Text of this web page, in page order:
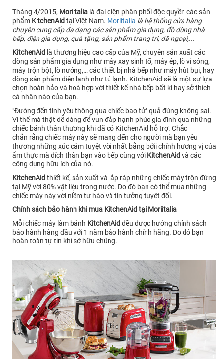
Tháng 4/2015, Moriitalia là đại diện phân phối độc quyền các sản
phẩm KitchenAid tại Việt Nam. Moriitalia là hệ thống cửa hàng
chuyên cung cấp đa dạng các sản phẩm gia dụng, đồ dùng nhà
bếp, điện gia dụng, quà tặng, sản phẩm trang trí, dã ngoại,...
KitchenAid là thương hiệu cao cấp của Mỹ, chuyên sản xuất các
dòng sản phẩm gia dụng như máy xay sinh tố, máy ép, lò vi sóng,
máy trộn bột, lò nướng,… các thiết bị nhà bếp như máy hút bụi, hay
dòng sản phẩm điện lạnh như tủ lạnh. KitchenAid sẽ là một sự lựa
chọn hoàn hảo và hoà hợp với thiết kế nhà bếp bất kì hay sở thích
cá nhân nào của bạn.
"Đường đến tình yêu thông qua chiếc bao tử" quả đúng không sai.
Vì thế mà thật dễ dàng để vun đắp hạnh phúc gia đình qua những
chiếc bánh thân thương khi đã có KitchenAid hỗ trợ. Chắc
chắn rằng chiếc máy này sẽ mang đến cho người mà bạn yêu
thương những xúc cảm tuyệt vời nhất bằng bởii chính hương vị của
ẩm thực mà đích thân bạn vào bếp cùng với KitchenAid và các
công dụng hữu ích của nó.
KitchenAid thiết kế, sản xuất và lắp ráp những chiếc máy trộn đứng
tại Mỹ với 80% vật liệu trong nước. Do đó bạn có thể mua những
chiếc máy này với niềm tự hào và tin tưởng tuyệt đối.
Chính sách bảo hành khi mua KitchenAid tại Moriitalia
Mỗi chiếc máy làm bánh KitchenAid đều được hưởng chính sách
bảo hành hàng đầu với 1 năm bảo hành chính hãng. Do đó bạn
hoàn toàn tự tin khi sở hữu chúng.